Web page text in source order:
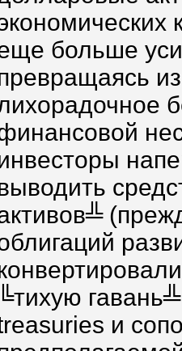
больше
╚тихую
и